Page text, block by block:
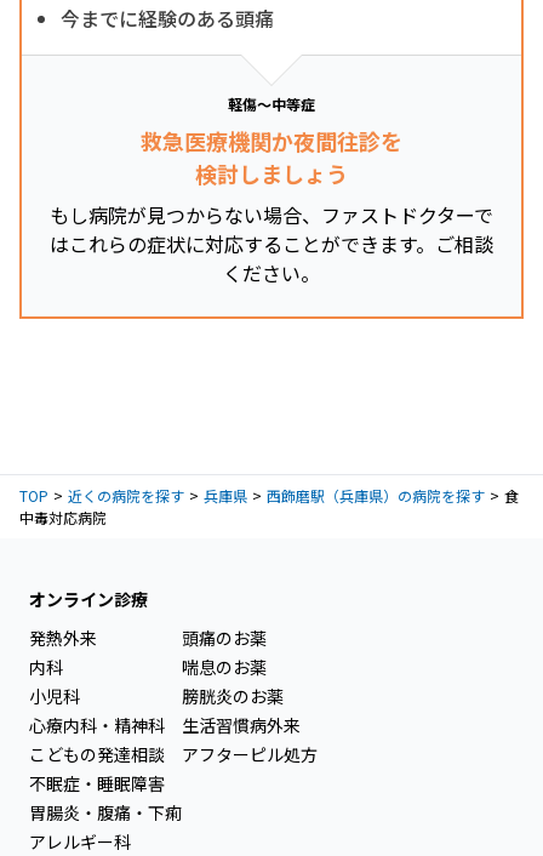
今までに経験のある頭痛
軽傷～中等症
救急医療機関か夜間往診を
検討しましょう
もし病院が見つからない場合、ファストドクターで
はこれらの症状に対応することができます。ご相談
ください。
TOP 近くの病院を探す 兵庫県 西飾磨駅（兵庫県）の病院を探す
食
中毒対応病院
オンライン診療
発熱外来
内科
小児科
心療内科・精神科
こどもの発達相談
不眠症・睡眠障害
胃腸炎・腹痛・下痢
アレルギー科
頭痛のお薬
喘息のお薬
膀胱炎のお薬
生活習慣病外来
アフターピル処方